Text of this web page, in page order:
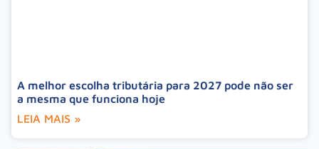
A melhor escolha tributária para 2027 pode não ser
a mesma que funciona hoje
LEIA MAIS »